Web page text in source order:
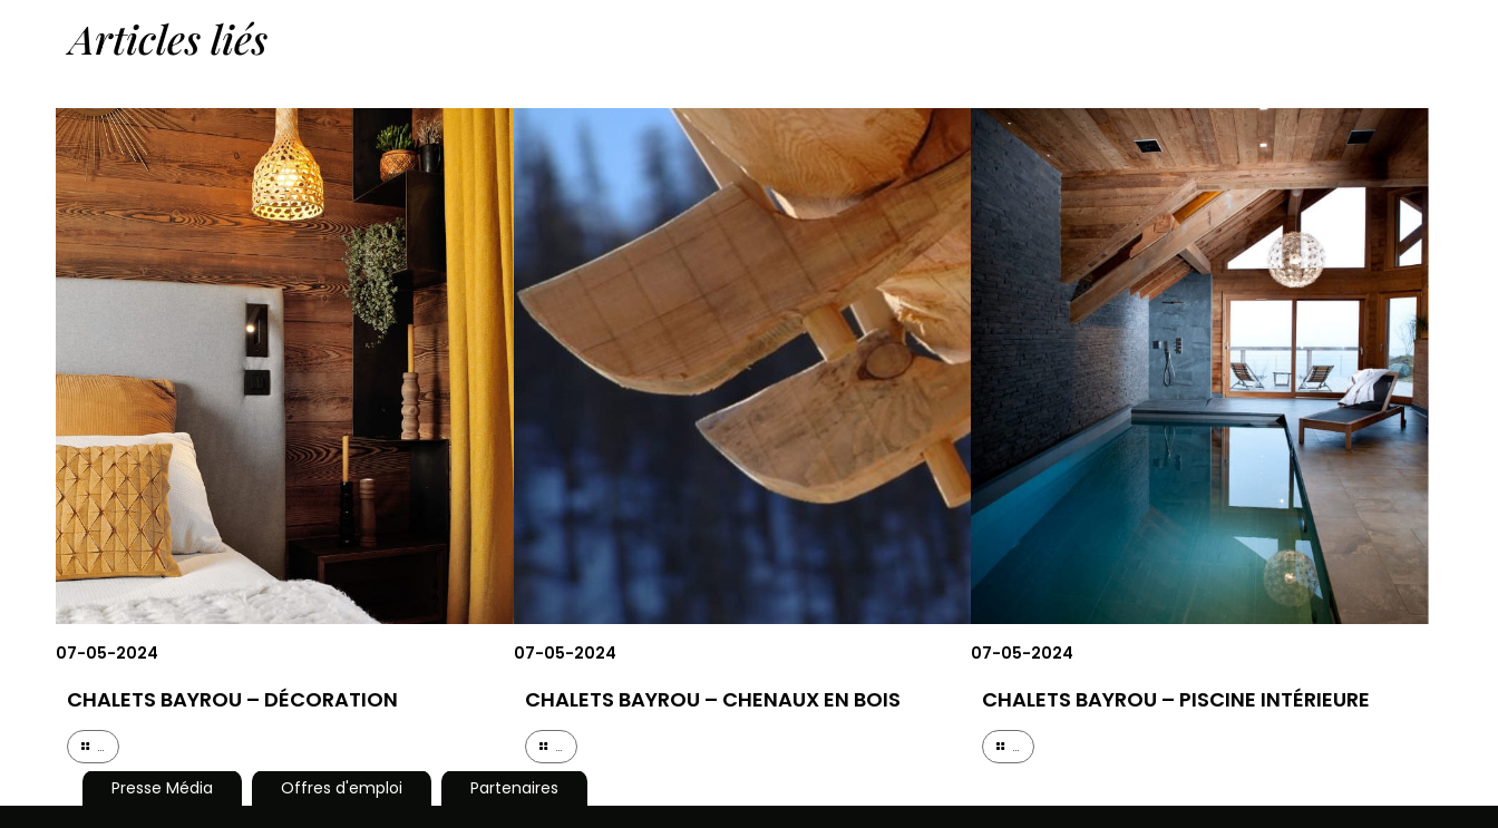
Articles liés
07-05-2024
CHALETS BAYROU – DÉCORATION
...
07-05-2024
CHALETS BAYROU – CHENAUX EN BOIS
...
07-05-2024
CHALETS BAYROU – PISCINE INTÉRIEURE
...
Presse Média Offres d'emploi Partenaires